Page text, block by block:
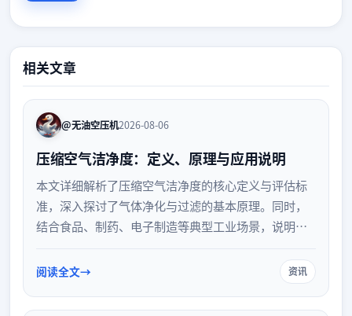
相关文章
@无油空压机2026-08-06
压缩空气洁净度：定义、原理与应用说明
本文详细解析了压缩空气洁净度的核心定义与评估标
准，深入探讨了气体净化与过滤的基本原理。同时，
结合食品、制药、电子制造等典型工业场景，说明了
略，为优化生产环境与提升产品质量提供技术参考。
阅读全文 资讯